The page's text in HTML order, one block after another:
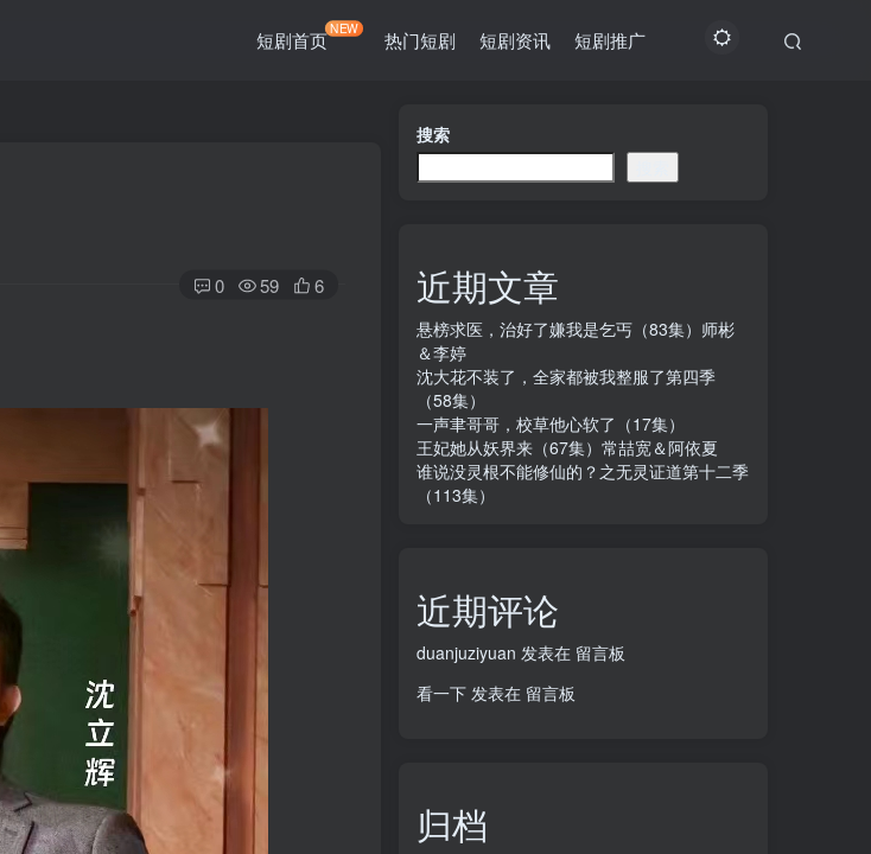
短剧首页NEW 热门短剧 短剧资讯 短剧推广
0 59 6
搜索
近期文章
悬榜求医，治好了嫌我是乞丐（83集）师彬
＆李婷
沈大花不装了，全家都被我整服了第四季
（58集）
一声聿哥哥，校草他心软了（17集）
王妃她从妖界来（67集）常喆宽＆阿依夏
谁说没灵根不能修仙的？之无灵证道第十二季
（113集）
近期评论
duanjuziyuan 发表在 留言板
看一下 发表在 留言板
归档